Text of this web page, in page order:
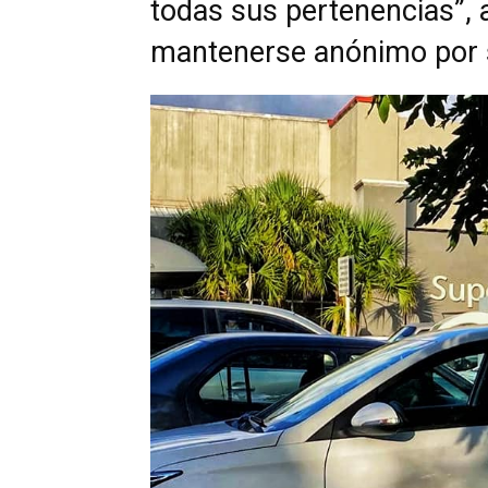
todas sus pertenencias”,
mantenerse anónimo por